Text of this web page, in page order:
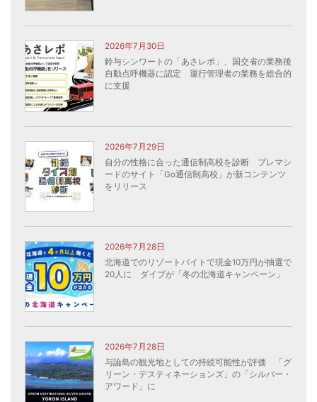
2026年7月30日
鈴与シンワートの「あさレポ」、国交省の業務後
自動点呼機器に認定 運行管理者の業務を総合的
に支援
2026年7月29日
自分の性格に合った通信制高校を診断 プレマシ
ードのサイト「Go通信制高校」が新コンテンツ
をリリース
2026年7月28日
北海道でのリゾートバイトで現金10万円が抽選で
20人に ダイブが「冬の北海道キャンペーン」
2026年7月28日
与論島の観光地としての持続可能性が評価 「グ
リーン・デスティネーションズ」の「シルバー・
アワード」に